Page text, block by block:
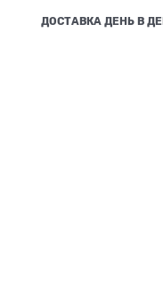
ДОСТАВКА ДЕНЬ В